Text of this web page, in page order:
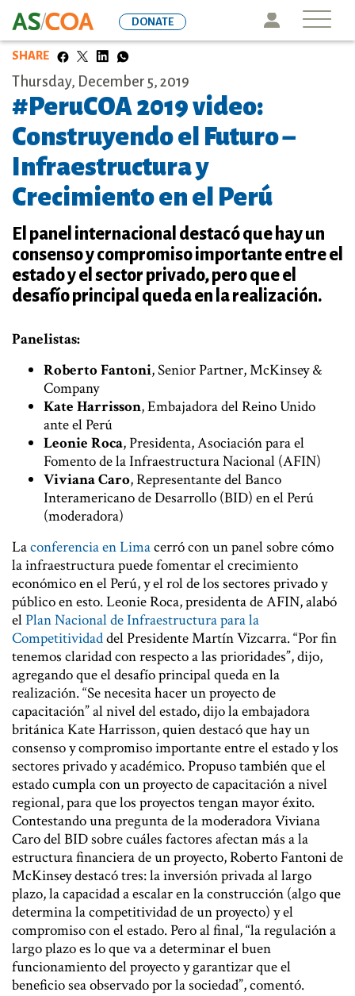
to
Icon
DONATE
SHARE
Thursday, December 5, 2019
#PeruCOA 2019 video:
Construyendo el Futuro –
Infraestructura y
Crecimiento en el Perú
El panel internacional destacó que hay un
consenso y compromiso importante entre el
estado y el sector privado, pero que el
desafío principal queda en la realización.
Panelistas:
Roberto Fantoni, Senior Partner, McKinsey &
Company
Kate Harrisson, Embajadora del Reino Unido
ante el Perú
Leonie Roca, Presidenta, Asociación para el
Fomento de la Infraestructura Nacional (AFIN)
Viviana Caro, Representante del Banco
Interamericano de Desarrollo (BID) en el Perú
(moderadora)
Laconferencia en Limacerró con un panel sobre cómo
la infraestructura puede fomentar el crecimiento
económico en el Perú, y el rol de los sectores privado y
público en esto. Leonie Roca, presidenta de AFIN, alabó
elPlan Nacional de Infraestructura para la
Competitividaddel Presidente Martín Vizcarra. “Por fin
tenemos claridad con respecto a las prioridades”, dijo,
agregando que el desafío principal queda en la
realización. “Se necesita hacer un proyecto de
capacitación” al nivel del estado, dijo la embajadora
británica Kate Harrisson, quien destacó que hay un
consenso y compromiso importante entre el estado y los
sectores privado y académico. Propuso también que el
estado cumpla con un proyecto de capacitación a nivel
regional, para que los proyectos tengan mayor éxito.
Contestando una pregunta de la moderadora Viviana
Caro del BID sobre cuáles factores afectan más a la
estructura financiera de un proyecto, Roberto Fantoni de
McKinsey destacó tres: la inversión privada al largo
plazo, la capacidad a escalar en la construcción (algo que
determina la competitividad de un proyecto) y el
compromiso con el estado. Pero al final, “la regulación a
largo plazo es lo que va a determinar el buen
funcionamiento del proyecto y garantizar que el
beneficio sea observado por la sociedad”, comentó.